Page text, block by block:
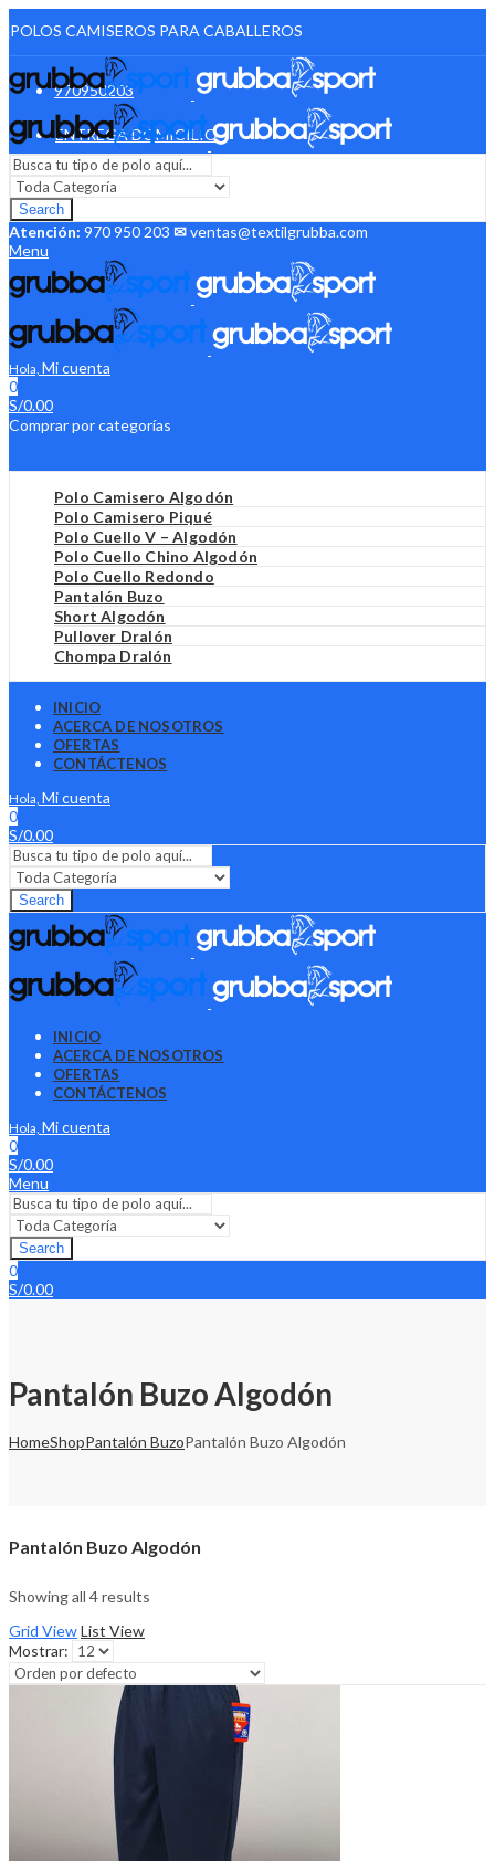
POLOS CAMISEROS PARA CABALLEROS
970950203
ENTREGA DOMICILIO
Search
Atención: 970 950 203 ✉ventas@textilgrubba.com
Menu
Hola, Mi cuenta
0
S/0.00
Comprar por categorías
Polo Camisero Algodón
Polo Camisero Piqué
Polo Cuello V – Algodón
Polo Cuello Chino Algodón
Polo Cuello Redondo
Pantalón Buzo
Short Algodón
Pullover Dralón
Chompa Dralón
INICIO
ACERCA DE NOSOTROS
OFERTAS
CONTÁCTENOS
Hola, Mi cuenta
0
S/0.00
Search
INICIO
ACERCA DE NOSOTROS
OFERTAS
CONTÁCTENOS
Hola, Mi cuenta
0
S/0.00
Menu
Search
0
S/0.00
Pantalón Buzo Algodón
HomeShopPantalón BuzoPantalón Buzo Algodón
Pantalón Buzo Algodón
Showing all 4 results
Grid ViewList View
Mostrar: